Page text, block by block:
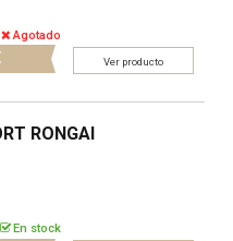
Agotado
Ver producto
RONGAI
En stock